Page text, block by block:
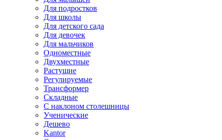
Для подростков
Для школы
Для детского сада
Для девочек
Для мальчиков
Одноместные
Двухместные
Растущие
Регулируемые
Трансформер
Складные
С наклоном столешницы
Ученические
Дешево
Kantor